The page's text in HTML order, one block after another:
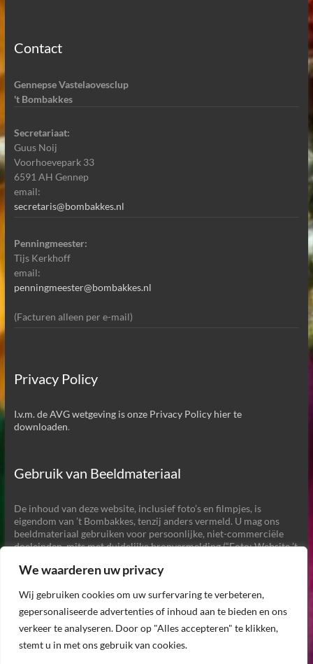
We waarderen uw privacy
Wij gebruiken cookies om uw surfervaring te verbeteren,
gepersonaliseerde advertenties of inhoud aan te bieden en ons
verkeer te analyseren. Door op "Alles accepteren" te klikken,
stemt u in met ons gebruik van cookies.
Contact
Gennepse Vastelaovesclup
't Bombakkes
Secretariaat:
Guus Noij
Voorhoevepark 33
6591 AH Gennep
email:
secretaris@bombakkes.nl
Penningmeester:
Tijs Kerkhoff
email:
penningmeester@bombakkes.nl
(Facturen alleen per e-mail)
Privacy Policy
I.v.m. de AVG wetgeving is onze Privacy Policy hier te
downloaden.
Gebruik van Beeldmateriaal
De inhoud van deze website, inclusief foto’s en filmpjes, is
eigendom van ’t Bombakkes, tenzij anders vermeld. U mag ons
beeldmateriaal gebruiken voor persoonlijke, niet-commerciële
doeleinden, mits met duidelijke bronvermelding (“Foto: Website ’t
Commercieel gebruik of aanpassing van het beeldmateriaal
beeldmateriaal voor het maken van AI gegenereerde beelden of
voor het trainen van AI isniettoegestaan.